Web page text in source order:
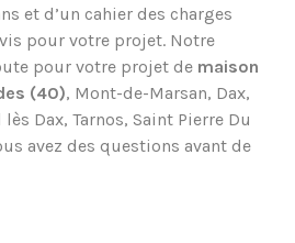
et d’un cahier des charges
pour votre projet. Notre
pour votre projet de maison
(40), Mont-de-Marsan, Dax,
Dax, Tarnos, Saint Pierre Du
avez des questions avant de